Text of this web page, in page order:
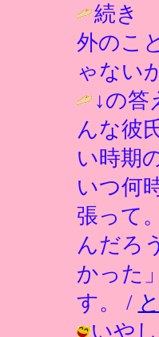
続き
外のこ
ゃない
↓の答
んな彼
い時期
いつ何
張って
んだろ
かった
す。 /
いや